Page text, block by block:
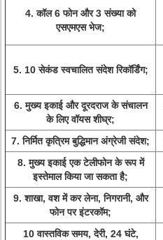
4. कॉल 6 फोन और 3 संख्या को
एसएमएस भेज;
5. 10 सेकंड स्वचालित संदेश रिकॉर्डिंग;
6. मुख्य इकाई और दूरदराज के संचालन
के लिए वॉयस शीघ्र;
7. निर्मित कृत्रिम बुद्धिमान अंग्रेजी संदेश;
8. मुख्य इकाई एक टेलीफोन के रूप में
इस्तेमाल किया जा सकता है;
9. शाखा, वश में कर लेना, निगरानी, और
फोन पर इंटरकॉम;
10 वास्तविक समय, देरी, 24 घंटे,